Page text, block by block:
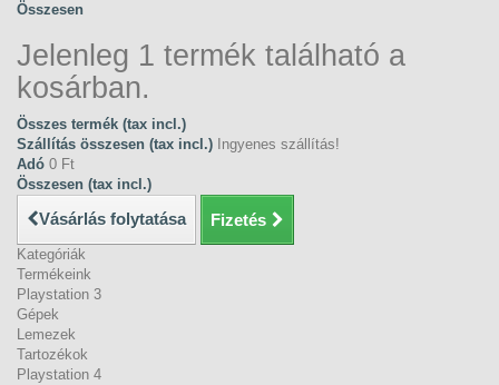
Összesen
Jelenleg 1 termék található a
kosárban.
Összes termék (tax incl.)
Szállítás összesen (tax incl.) Ingyenes szállítás!
Adó 0 Ft‎
Összesen (tax incl.)
Vásárlás folytatása Fizetés
Kategóriák
Termékeink
Playstation 3
Gépek
Lemezek
Tartozékok
Playstation 4